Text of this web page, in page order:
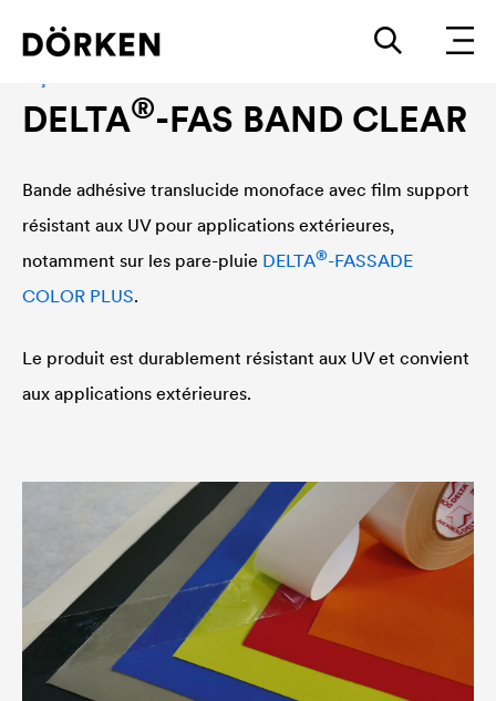
DELTA®-FAS BAND CLEAR
Bande adhésive translucide monoface avec film support
résistant aux UV pour applications extérieures,
notamment sur les pare-pluie DELTA®-FASSADE
COLOR PLUS.
Le produit est durablement résistant aux UV et convient
aux applications extérieures.